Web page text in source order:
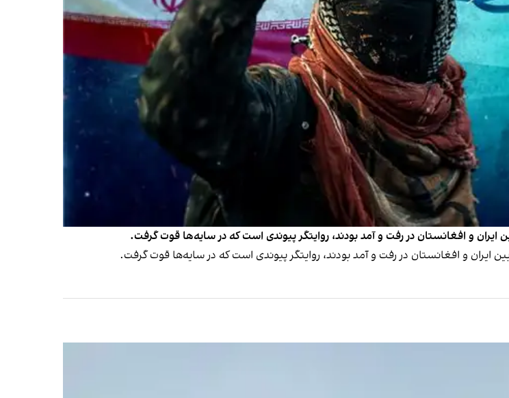
و افغانستان در رفت و آمد بودند، روایتگر پیوندی است که در سایه‌ها قوت گرفت.
و افغانستان در رفت و آمد بودند، روایتگر پیوندی است که در سایه‌ها قوت گرفت.